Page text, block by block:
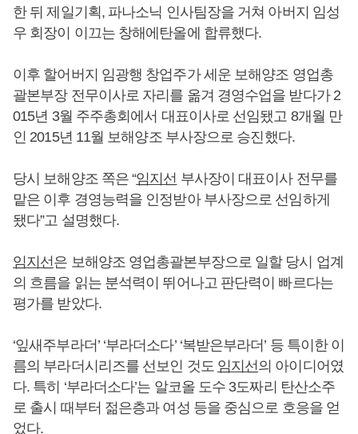
한 뒤 제일기획, 파나소닉 인사팀장을 거쳐 아버지 임성
우 회장이 이끄는 창해에탄올에 합류했다.
이후 할어버지 임광행 창업주가 세운 보해양조 영업총
괄본부장 전무이사로 자리를 옮겨 경영수업을 받다가 2
015년 3월 주주총회에서 대표이사로 선임됐고 8개월 만
인 2015년 11월 보해양조 부사장으로 승진했다.
당시 보해양조 쪽은 “임지선 부사장이 대표이사 전무를
맡은 이후 경영능력을 인정받아 부사장으로 선임하게
됐다”고 설명했다.
임지선은 보해양조 영업총괄본부장으로 일할 당시 업계
의 흐름을 읽는 분석력이 뛰어나고 판단력이 빠르다는
평가를 받았다.
‘잎새주부라더’ ‘부라더소다’ ‘복받은부라더’ 등 특이한 이
름의 부라더시리즈를 선보인 것도 임지선의 아이디어였
다. 특히 ‘부라더소다’는 알코올 도수 3도짜리 탄산소주
로 출시 때부터 젊은층과 여성 등을 중심으로 호응을 얻
었다.